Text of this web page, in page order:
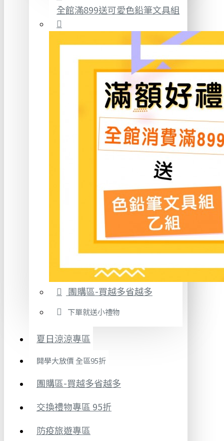
全館滿899送可愛色鉛筆文具組
團購區-買越多省越多
下單就送小禮物
夏日涼涼專區
開學大放價 全區95折
團購區-買越多省越多
交換禮物專區 95折
防疫旅遊專區